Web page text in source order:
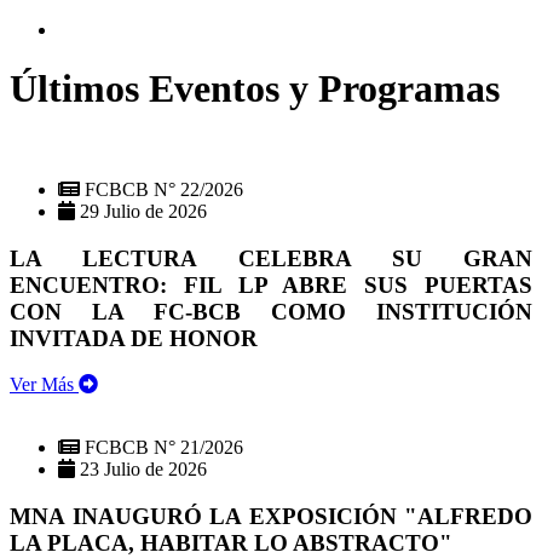
Últimos Eventos y Programas
FCBCB N° 22/2026
29 Julio de 2026
LA LECTURA CELEBRA SU GRAN
ENCUENTRO: FIL LP ABRE SUS PUERTAS
CON LA FC-BCB COMO INSTITUCIÓN
INVITADA DE HONOR
Ver Más
FCBCB N° 21/2026
23 Julio de 2026
MNA INAUGURÓ LA EXPOSICIÓN "ALFREDO
LA PLACA, HABITAR LO ABSTRACTO"